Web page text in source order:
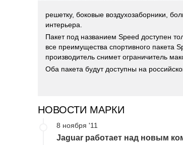
решетку, боковые воздухозаборники,
интерьера.
Пакет под названием Speed доступен
все преимущества спортивного пакета
производитель снимет ограничитель
Оба пакета будут доступны на
НОВОСТИ МАРКИ
8 ноября '11
Jaguar работает над новым